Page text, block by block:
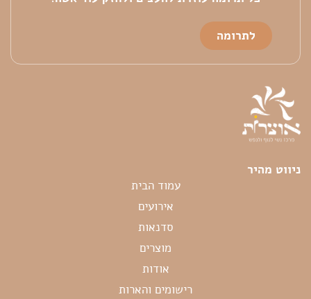
לתרומה
ניווט מהיר
עמוד הבית
אירועים
סדנאות
מוצרים
אודות
רישומים והארות